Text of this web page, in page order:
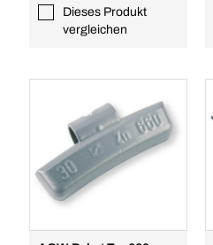
Dieses Produkt
vergleichen